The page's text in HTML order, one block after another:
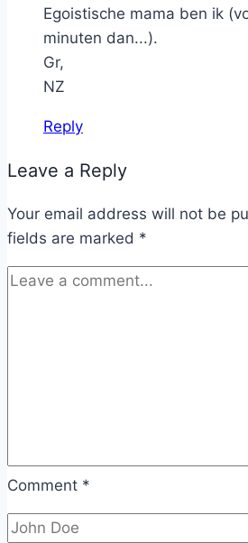
Egoistische mama ben ik
minuten dan...).
Gr,
NZ
Reply
Leave a Reply
Your email address will not be
fields are marked *
Comment *